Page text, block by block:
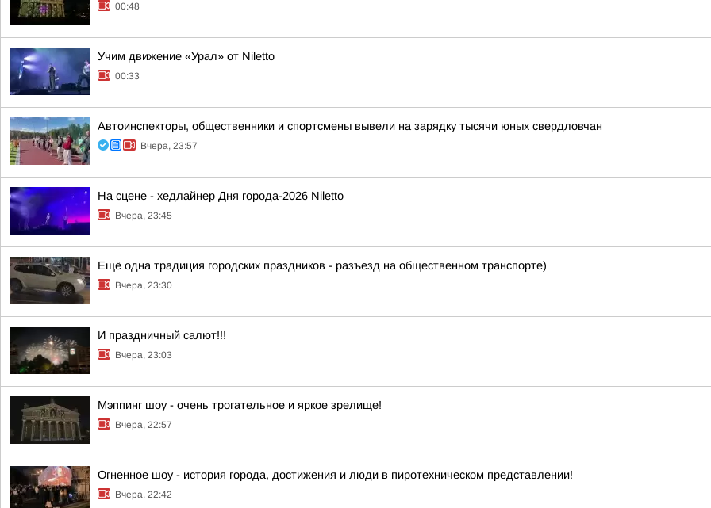
00:48
Учим движение «Урал» от Niletto
00:33
Автоинспекторы, общественники и спортсмены вывели на зарядку тысячи юных свердловчан
Вчера, 23:57
На сцене - хедлайнер Дня города-2026 Niletto
Вчера, 23:45
Ещё одна традиция городских праздников - разъезд на общественном транспорте)
Вчера, 23:30
И праздничный салют!!!
Вчера, 23:03
Мэппинг шоу - очень трогательное и яркое зрелище!
Вчера, 22:57
Огненное шоу - история города, достижения и люди в пиротехническом представлении!
Вчера, 22:42